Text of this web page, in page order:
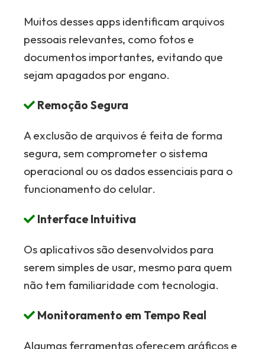
Muitos desses apps identificam arquivos
pessoais relevantes, como fotos e
documentos importantes, evitando que
sejam apagados por engano.
Remoção Segura
A exclusão de arquivos é feita de forma
segura, sem comprometer o sistema
operacional ou os dados essenciais para o
funcionamento do celular.
Interface Intuitiva
Os aplicativos são desenvolvidos para
serem simples de usar, mesmo para quem
não tem familiaridade com tecnologia.
Monitoramento em Tempo Real
Algumas ferramentas oferecem gráficos e